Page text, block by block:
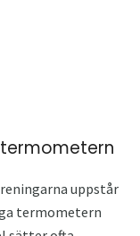
uppstår
termometern